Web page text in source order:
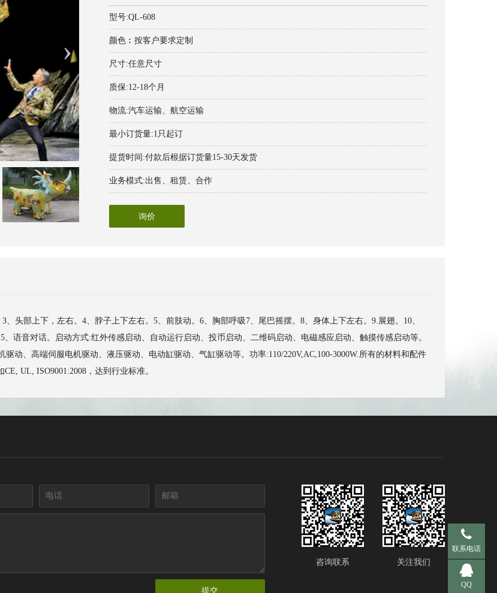
型号:QL-608
颜色︰按客户要求定制
尺寸:任意尺寸
质保:12-18个月
物流:汽车运输、航空运输
最小订货量:1只起订
提货时间:付款后根据订货量15-30天发货
业务模式:出售、租赁、合作
询价
头部上下，左右。4、脖子上下左右。5、前肢动。6、胸部呼吸7、尾巴摇摆。8、身体上下左右。9.展翅。10、
语音对话。启动方式:红外传感启动、自动运行启动、投币启动、二维码启动、电磁感应启动、触摸传感启动等。
动、高端伺服电机驱动、液压驱动、电动缸驱动、气缸驱动等。功率:110/220V,AC,100-3000W.所有的材料和配件
UL, ISO9001:2008，达到行业标准。
咨询联系 关注我们
提交
联系电话
手机 137-
QQ
QQ